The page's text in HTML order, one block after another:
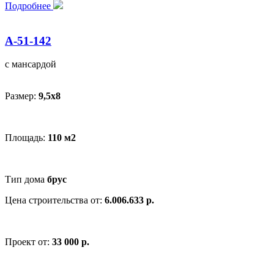
Подробнее
А-51-142
с мансардой
Размер: 9,5x8
Площадь: 110 м2
Тип дома брус
Цена строительства от: 6.006.633 р.
Проект от: 33 000 р.